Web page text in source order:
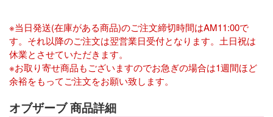
※当日発送(在庫がある商品)のご注文締切時間はAM11:00で
す。それ以降のご注文は翌営業日受付となります。土日祝は
休業とさせていただきます。
※お取り寄せ商品もございますのでお急ぎの場合は1週間ほど
余裕をもってご注文をお願い致します。
オブザーブ 商品詳細